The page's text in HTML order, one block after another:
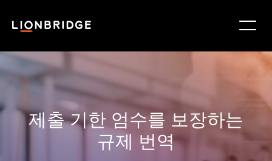
제출 기한 엄수를 보장하는
규제 번역